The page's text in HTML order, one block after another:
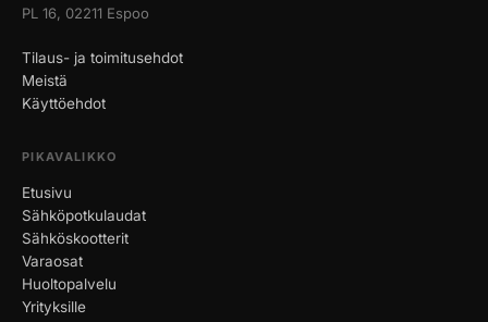
PL 16, 02211 Espoo
Tilaus- ja toimitusehdot
Meistä
Käyttöehdot
PIKAVALIKKO
Etusivu
Sähköpotkulaudat
Sähköskootterit
Varaosat
Huoltopalvelu
Yrityksille